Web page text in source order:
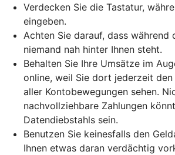
Verdecken Sie die Tastatur,
eingeben.
Achten Sie darauf, dass während
niemand nah hinter Ihnen steht.
Behalten Sie Ihre Umsätze im
online, weil Sie dort jederzeit den
aller Kontobewegungen sehen.
nachvollziehbare Zahlungen
Datendiebstahls sein.
Benutzen Sie keinesfalls den
Ihnen etwas daran verdächtig